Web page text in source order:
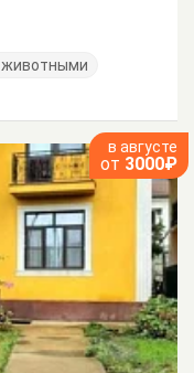
в августе
от 3000₽